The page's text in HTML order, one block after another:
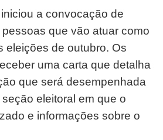
a convocação de
que vão atuar como
eleições de outubro. Os
uma carta que detalha
que será desempenhada
eleitoral em que o
e informações sobre o